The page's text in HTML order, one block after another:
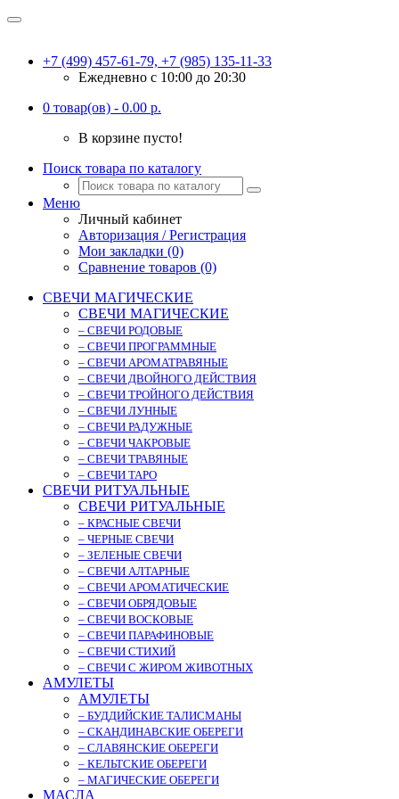
+7 (499) 457-61-79, +7 (985) 135-11-33
Ежедневно c 10:00 до 20:30
0 товар(ов) - 0.00 р.
В корзине пусто!
Поиск товара по каталогу
Меню
Личный кабинет
Авторизация / Регистрация
Мои закладки (0)
Сравнение товаров (0)
СВЕЧИ МАГИЧЕСКИЕ
СВЕЧИ МАГИЧЕСКИЕ
– СВЕЧИ РОДОВЫЕ
– СВЕЧИ ПРОГРАММНЫЕ
– СВЕЧИ АРОМАТРАВЯНЫЕ
– СВЕЧИ ДВОЙНОГО ДЕЙСТВИЯ
– СВЕЧИ ТРОЙНОГО ДЕЙСТВИЯ
– СВЕЧИ ЛУННЫЕ
– СВЕЧИ РАДУЖНЫЕ
– СВЕЧИ ЧАКРОВЫЕ
– СВЕЧИ ТРАВЯНЫЕ
– СВЕЧИ ТАРО
СВЕЧИ РИТУАЛЬНЫЕ
СВЕЧИ РИТУАЛЬНЫЕ
– КРАСНЫЕ СВЕЧИ
– ЧЕРНЫЕ СВЕЧИ
– ЗЕЛЕНЫЕ СВЕЧИ
– СВЕЧИ АЛТАРНЫЕ
– СВЕЧИ АРОМАТИЧЕСКИЕ
– СВЕЧИ ОБРЯДОВЫЕ
– СВЕЧИ ВОСКОВЫЕ
– СВЕЧИ ПАРАФИНОВЫЕ
– СВЕЧИ СТИХИЙ
– СВЕЧИ С ЖИРОМ ЖИВОТНЫХ
АМУЛЕТЫ
АМУЛЕТЫ
– БУДДИЙСКИЕ ТАЛИСМАНЫ
– СКАНДИНАВСКИЕ ОБЕРЕГИ
– СЛАВЯНСКИЕ ОБЕРЕГИ
– КЕЛЬТСКИЕ ОБЕРЕГИ
– МАГИЧЕСКИЕ ОБЕРЕГИ
МАСЛА